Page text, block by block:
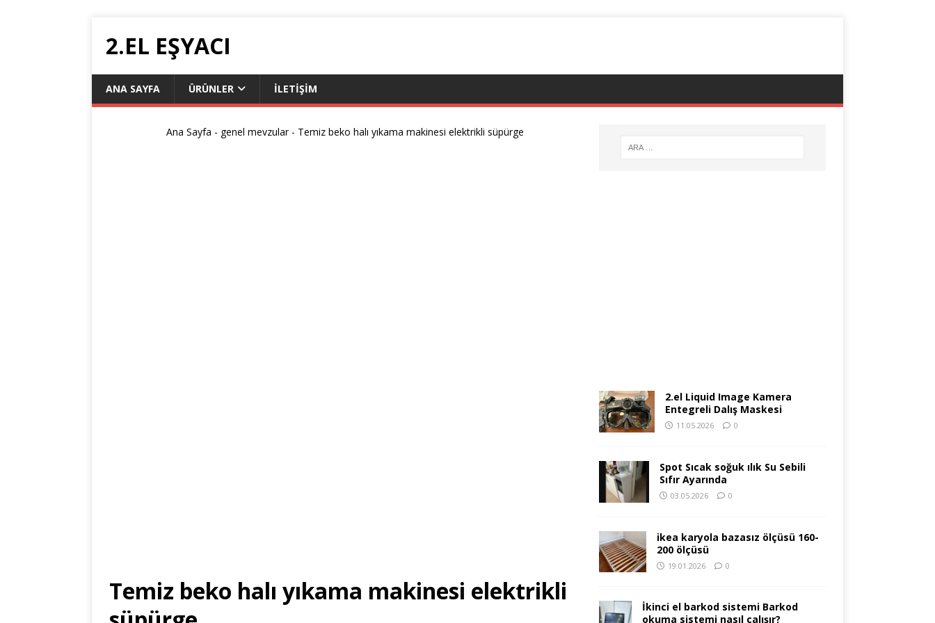
2.EL EŞYACI
ANA SAYFA ÜRÜNLER ILETIŞIM
Ana Sayfa - genel mevzular- Temiz beko halı yıkama makinesi elektrikli süpürge
Temiz beko halı yıkama makinesi elektrikli
2.el Liquid Image Kamera
Entegreli Dalış Maskesi
11.05.2026 0
Spot Sıcak soğuk ılık Su Sebili
Sıfır Ayarında
03.05.2026 0
ikea karyola bazasız ölçüsü 160-
200 ölçüsü
19.01.2026 0
İkinci el barkod sistemi Barkod
okuma sistemi nasıl çalışır?